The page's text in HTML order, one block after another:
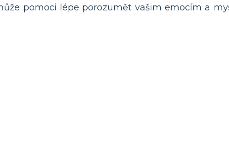
pomoci lépe porozumět vašim emocím a